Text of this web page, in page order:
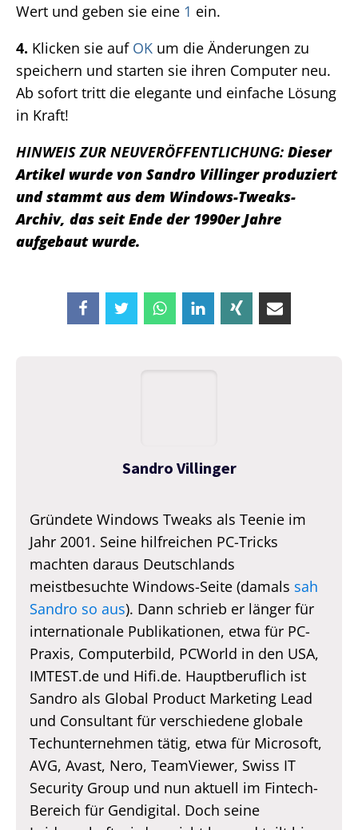
Wert und geben sie eine 1 ein.
4. Klicken sie auf OK um die Änderungen zu
speichern und starten sie ihren Computer neu.
Ab sofort tritt die elegante und einfache Lösung
in Kraft!
HINWEIS ZUR NEUVERÖFFENTLICHUNG: Dieser
Artikel wurde von Sandro Villinger produziert
und stammt aus dem Windows-Tweaks-
Archiv, das seit Ende der 1990er Jahre
aufgebaut wurde.
Sandro Villinger
Gründete Windows Tweaks als Teenie im
Jahr 2001. Seine hilfreichen PC-Tricks
machten daraus Deutschlands
meistbesuchte Windows-Seite (damals sah
Sandro so aus). Dann schrieb er länger für
internationale Publikationen, etwa für PC-
Praxis, Computerbild, PCWorld in den USA,
IMTEST.de und Hifi.de. Hauptberuflich ist
Sandro als Global Product Marketing Lead
und Consultant für verschiedene globale
Techunternehmen tätig, etwa für Microsoft,
AVG, Avast, Nero, TeamViewer, Swiss IT
Security Group und nun aktuell im Fintech-
Bereich für Gendigital. Doch seine